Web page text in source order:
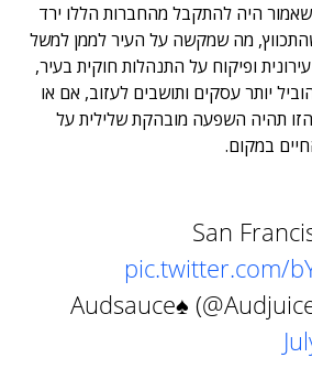
היה להתקבל מהחברות הללו ירד
מה שמקשה על העיר לממן למשל
ופיקוח על התנהלות חוקית בעיר,
יותר עסקים ותושבים לעזוב, אם או
תהיה השפעה מובהקת שלילית על
במקום.
San
pic.twitter.com/